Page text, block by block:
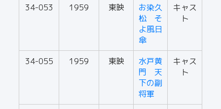
34-053 1959 東映
お染久
松 そ
よ風日
傘
キャス
ト
34-055 1959 東映
水戸黄
門 天
下の副
将軍
キャス
ト